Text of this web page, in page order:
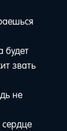
будет
звать
не